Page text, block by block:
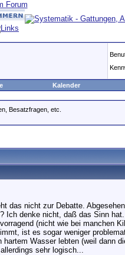
Kalender
Besatzfragen, etc.
das nicht zur Debatte.
Ich denke nicht, daß das Sinn
(nicht wie bei manchen
ist es sogar weniger
Wasser lebten (weil dann
sehr logisch...